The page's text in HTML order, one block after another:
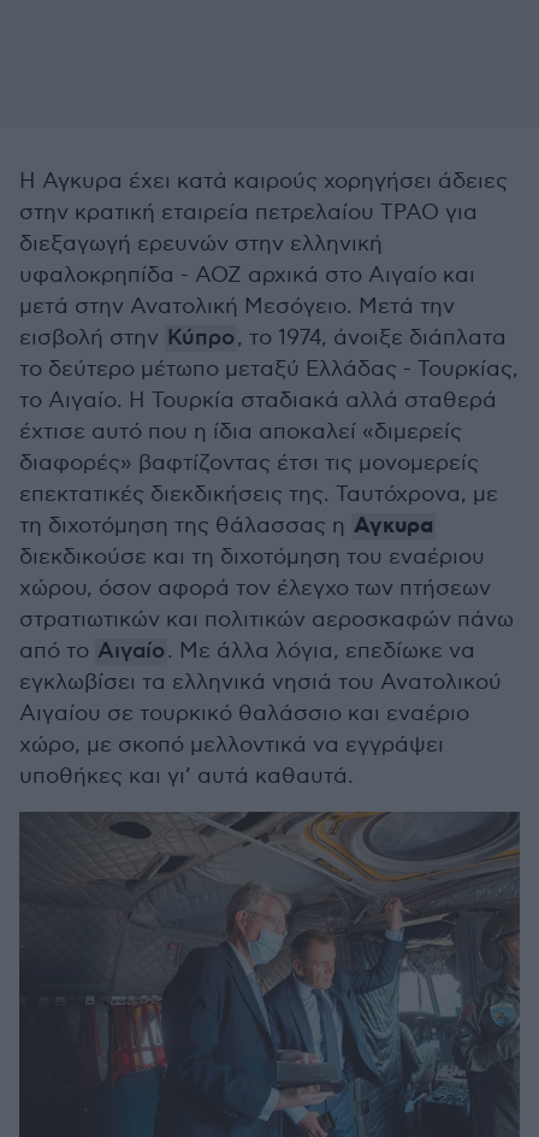
Η Αγκυρα έχει κατά καιρούς χορηγήσει άδειες
στην κρατική εταιρεία πετρελαίου ΤΡΑΟ για
διεξαγωγή ερευνών στην ελληνική
υφαλοκρηπίδα - ΑΟΖ αρχικά στο Αιγαίο και
μετά στην Ανατολική Μεσόγειο. Μετά την
εισβολή στην Κύπρο, το 1974, άνοιξε διάπλατα
το δεύτερο μέτωπο μεταξύ Ελλάδας - Τουρκίας,
το Αιγαίο. Η Τουρκία σταδιακά αλλά σταθερά
έχτισε αυτό που η ίδια αποκαλεί «διμερείς
διαφορές» βαφτίζοντας έτσι τις μονομερείς
επεκτατικές διεκδικήσεις της. Ταυτόχρονα, με
τη διχοτόμηση της θάλασσας η Αγκυρα
διεκδικούσε και τη διχοτόμηση του εναέριου
χώρου, όσον αφορά τον έλεγχο των πτήσεων
στρατιωτικών και πολιτικών αεροσκαφών πάνω
από το Αιγαίο. Με άλλα λόγια, επεδίωκε να
εγκλωβίσει τα ελληνικά νησιά του Ανατολικού
Αιγαίου σε τουρκικό θαλάσσιο και εναέριο
χώρο, με σκοπό μελλοντικά να εγγράψει
υποθήκες και γι’ αυτά καθαυτά.